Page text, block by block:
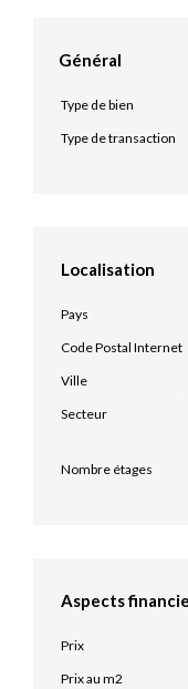
Général
Type de bien
Type de transaction
Localisation
Pays
Code Postal Internet
Ville
Secteur
Nombre étages
Aspects
Prix
Prix au m2